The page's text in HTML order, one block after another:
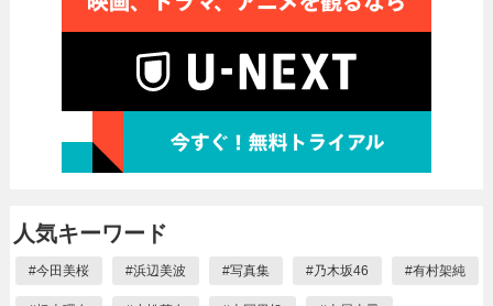
人気キーワード
#今田美桜 #浜辺美波 #写真集 #乃木坂46 #有村架純